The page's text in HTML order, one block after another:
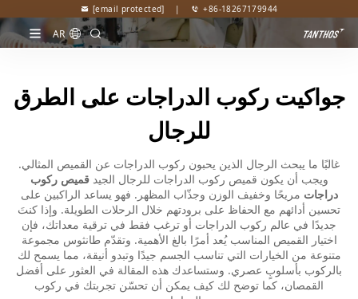
[email protected] | +86-18267179944
AR
جواكيت ركوب الدراجات على الطرق
للرجال
غالبًا ما يبحث الرجال الذين يحبون ركوب الدراجات عن القميص المثالي.
ويجب أن يكون قميص ركوب الدراجات للرجال الجيدقميص ركوب
دراجات مريحًا وخفيف الوزن وجذّاب المظهر. فهو يساعد الراكبين على
تحسين أدائهم مع الحفاظ على برودتهم خلال الرحلات الطويلة. وإذا كنتَ
جديدًا في عالم ركوب الدراجات أو ترغب فقط في ترقية معداتك، فإن
اختيار القميص المناسب يُعد أمرًا بالغ الأهمية. وتقدّم طانثوس مجموعة
متنوعة من الخيارات التي تناسب الجسم جيدًا وتبدو أنيقة، مما يسمح لك
بالركوب بأسلوبٍ عصري. وستساعدك هذه المقالة في العثور على أفضل
القمصان، كما توضح لك كيف يمكن أن تحسّن تجربتك في ركوب